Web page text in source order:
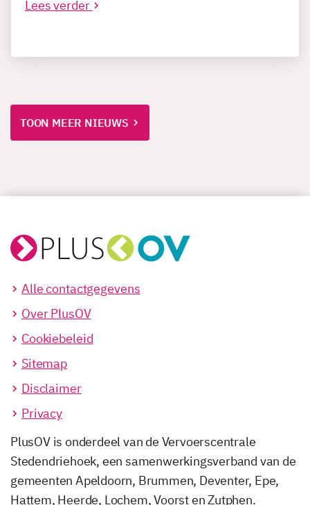
Lees verder
TOON MEER NIEUWS
Alle contactgegevens
Over PlusOV
Cookiebeleid
Sitemap
Disclaimer
Privacy
PlusOV is onderdeel van de Vervoerscentrale
Stedendriehoek, een samenwerkingsverband van de
gemeenten Apeldoorn, Brummen, Deventer, Epe,
Hattem, Heerde, Lochem, Voorst en Zutphen.